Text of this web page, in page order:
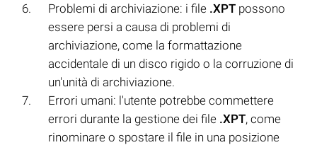
Problemi di archiviazione: i file .XPT possono
essere persi a causa di problemi di
archiviazione, come la formattazione
accidentale di un disco rigido o la corruzione di
un'unità di archiviazione.
Errori umani: l'utente potrebbe commettere
errori durante la gestione dei file .XPT, come
rinominare o spostare il file in una posizione